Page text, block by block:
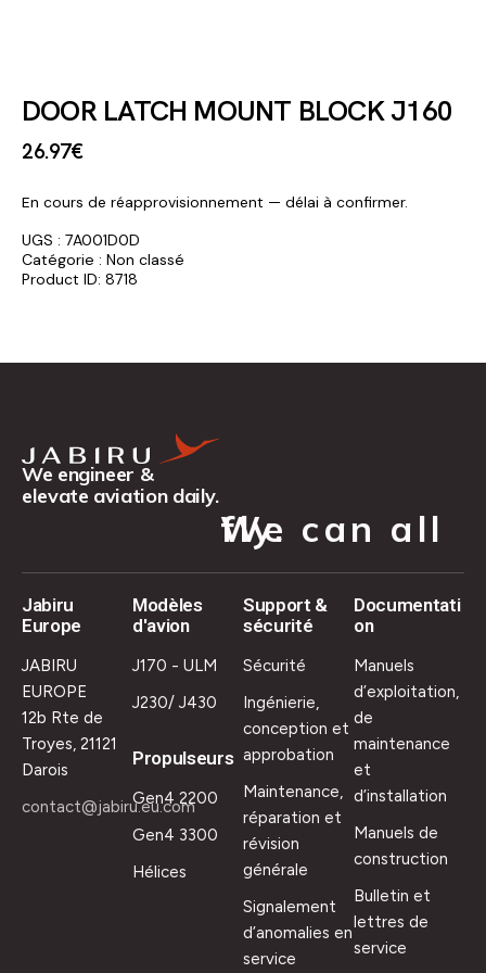
DOOR LATCH MOUNT BLOCK J160
26.97€
En cours de réapprovisionnement — délai à confirmer.
UGS : 7A001D0D
Catégorie : Non classé
Product ID: 8718
We engineer &
elevate aviation daily.
We can all fly.
Jabiru
Europe
JABIRU
EUROPE
12b Rte de
Troyes, 21121
Darois
contact@jabiru.eu.com
Modèles
d'avion
J170 - ULM
J230/ J430
Propulseurs
Gen4 2200
Gen4 3300
Hélices
Support &
sécurité
Sécurité
Ingénierie,
conception et
approbation
Maintenance,
réparation et
révision
générale
Signalement
d’anomalies en
service
Documentati
on
Manuels
d’exploitation,
de
maintenance
et
d’installation
Manuels de
construction
Bulletin et
lettres de
service